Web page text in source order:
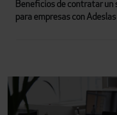
Beneficios de contratar un
para empresas con Adeslas